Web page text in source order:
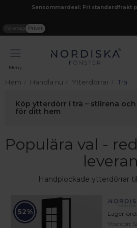
Sensommardeal: Fri standardfrakt
Företag Privat
Meny
Hem Handla nu Ytterdörrar Trä
Köp ytterdörr i trä – stilrena
för ditt hem
Populära val -
Handplockade ytterdörrar
52%
Ytterdörr